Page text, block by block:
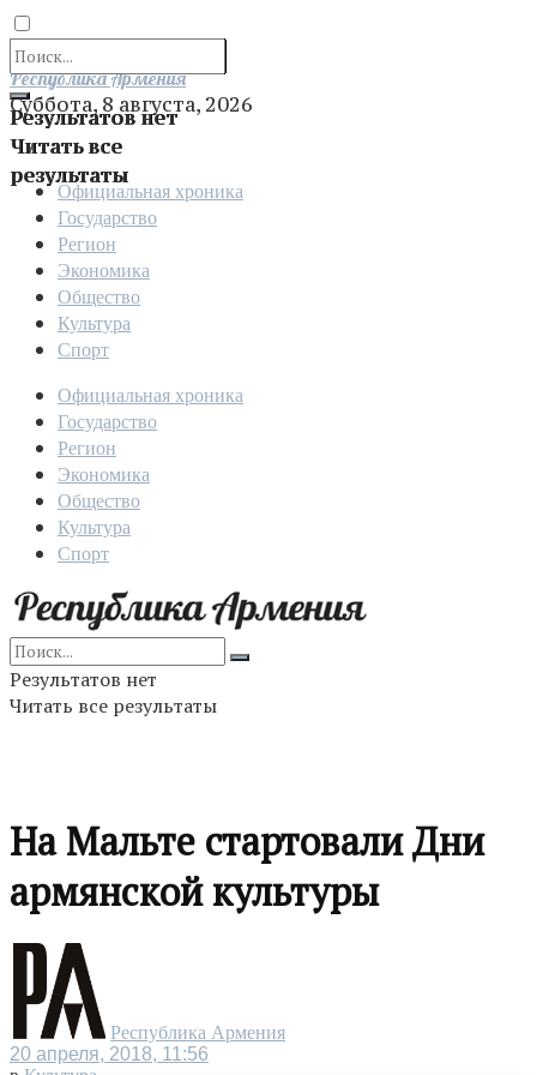
Результатов нет
Читать все
результаты
Отправить
Республика Армения
Суббота, 8 августа, 2026
Официальная хроника
Государство
Регион
Экономика
Общество
Культура
Спорт
Официальная хроника
Государство
Регион
Экономика
Общество
Культура
Спорт
Результатов нет
Читать все результаты
На Мальте стартовали Дни
армянской культуры
Республика Армения
20 апреля, 2018, 11:56